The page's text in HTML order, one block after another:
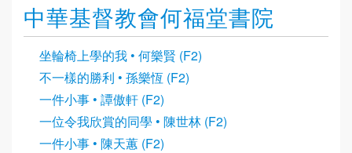
中華基督教會何福堂書院
坐輪椅上學的我 • 何樂賢 (F2)
不一樣的勝利 • 孫樂恆 (F2)
一件小事 • 譚傲軒 (F2)
一位令我欣賞的同學 • 陳世林 (F2)
一件小事 • 陳天蕙 (F2)